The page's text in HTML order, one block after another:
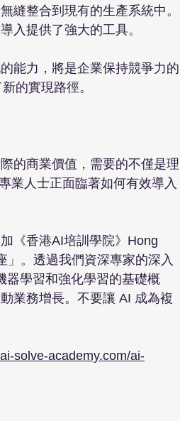
縫整合到現有的生產系統中。
入提供了強大的工具。
能力，將是企業保持競爭力的
的實現路徑。
的商業價值，需要的不僅是理
業人士正面臨著如何有效導入
《香港AI培訓學院》Hong
」。透過我們資深專家的深入
器學習和強化學習的基礎概
業務增長。不要讓 AI 成為複
solve-academy.com/ai-